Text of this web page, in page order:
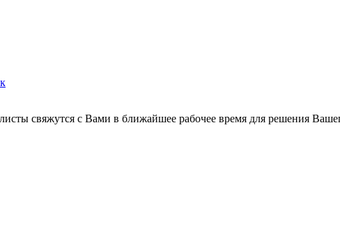
свяжутся с Вами в ближайшее рабочее время для решения